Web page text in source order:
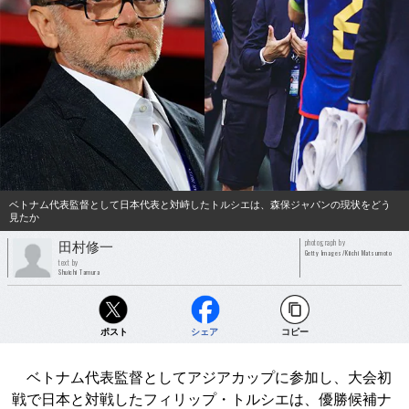
ベトナム代表監督として日本代表と対峙したトルシエは、森保ジャパンの現状をどう
見たか
田村修一
text by
Shuichi Tamura
photograph by
Getty Images/Kiichi Matsumoto
ポスト シェア コピー
ベトナム代表監督としてアジアカップに参加し、大会初
戦で日本と対戦したフィリップ・トルシエは、優勝候補ナ